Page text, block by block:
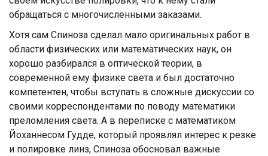
обращаться с многочисленными заказами.
Хотя сам Спиноза сделал мало оригинальных работ в
области физических или математических наук, он
хорошо разбирался в оптической теории, в
современной ему физике света и был достаточно
компетентен, чтобы вступать в сложные дискуссии со
своими корреспондентами по поводу математики
преломления света. А в переписке с математиком
Йоханнесом Гудде, который проявлял интерес к резке
и полировке линз, Спиноза обосновал важные